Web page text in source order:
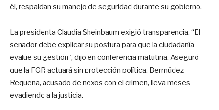
él, respaldan su manejo de seguridad durante su gobierno.
La presidenta Claudia Sheinbaum exigió transparencia. “El
senador debe explicar su postura para que la ciudadanía
evalúe su gestión”, dijo en conferencia matutina. Aseguró
que la FGR actuará sin protección política. Bermúdez
Requena, acusado de nexos con el crimen, lleva meses
evadiendo a la justicia.